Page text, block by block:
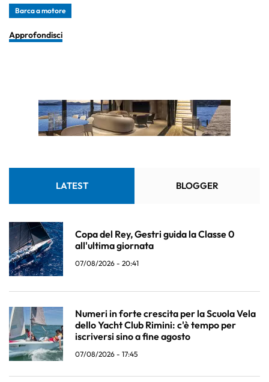
Barca a motore
Approfondisci
LATEST BLOGGER
Copa del Rey, Gestri guida la Classe 0
all'ultima giornata
07/08/2026 - 20:41
Numeri in forte crescita per la Scuola Vela
dello Yacht Club Rimini: c'è tempo per
iscriversi sino a fine agosto
07/08/2026 - 17:45